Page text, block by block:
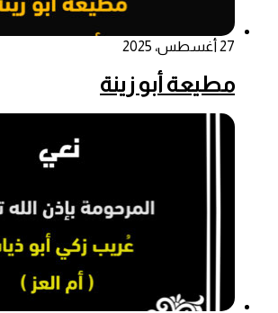
27 أغسطس، 2025
مطيعة أبو زينة